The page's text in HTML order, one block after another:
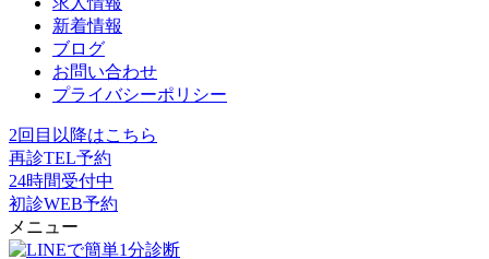
新着情報
ブログ
お問い合わせ
プライバシーポリシー
2回目以降はこちら
再診TEL予約
24時間受付中
初診WEB予約
メニュー